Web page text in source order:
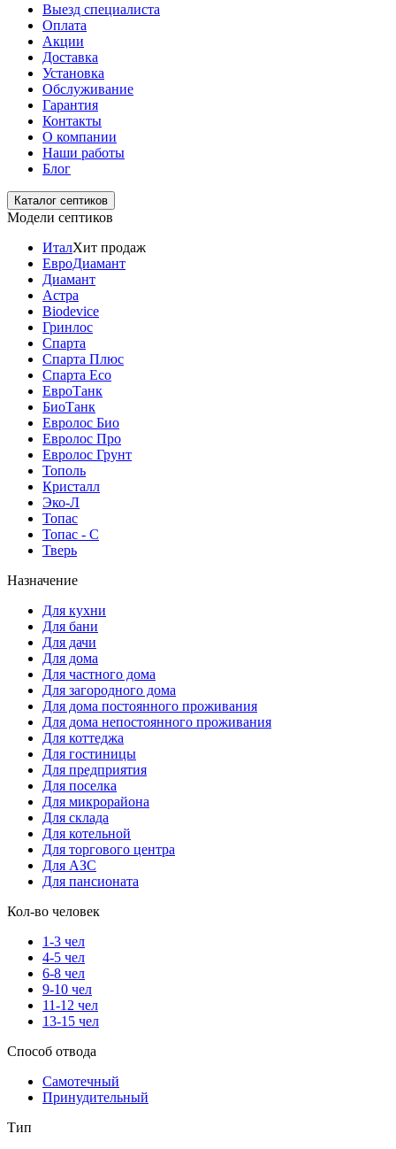
Выезд специалиста
Оплата
Акции
Доставка
Установка
Обслуживание
Гарантия
Контакты
О компании
Наши работы
Блог
Каталог септиков
Модели септиков
ИталХит продаж
ЕвроДиамант
Диамант
Астра
Biodevice
Гринлос
Спарта
Спарта Плюс
Спарта Eco
ЕвроТанк
БиоТанк
Евролос Био
Евролос Про
Евролос Грунт
Тополь
Кристалл
Эко-Л
Топас
Топас - С
Тверь
Назначение
Для кухни
Для бани
Для дачи
Для дома
Для частного дома
Для загородного дома
Для дома постоянного проживания
Для дома непостоянного проживания
Для коттеджа
Для гостиницы
Для предприятия
Для поселка
Для микрорайона
Для склада
Для котельной
Для торгового центра
Для АЗС
Для пансионата
Кол-во человек
1-3 чел
4-5 чел
6-8 чел
9-10 чел
11-12 чел
13-15 чел
Способ отвода
Самотечный
Принудительный
Тип